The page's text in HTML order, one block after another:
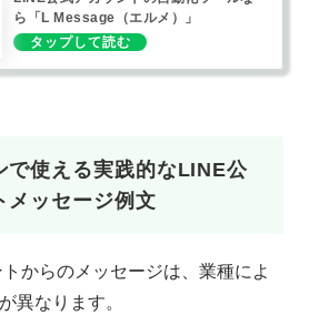
ら「L Message（エルメ）」
で使える実践的なLINE公
メッセージ例文
からのメッセージは、業種によ
異なります。